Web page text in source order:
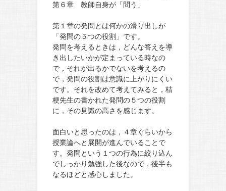
第６章 教師自身が「問う」
第１章の発問とは何かの滑り出しが
「発問の５つの役割」です。
発問を考えるときは，どんな答えを導
き出したいかが定まっている時なの
で，それが出るかでないを考えるの
で，発問の役割は意識に上がりにくい
です。それを改めて考えてみると，桔
梗先生の書かれた発問の５つの役割
に，その見識の高さを感じます。
面白いと思ったのは，４章ぐらいから
授業論へと展開が進んでいることで
す。発問という１つの行為に絞り込ん
でしっかり勉強した後なので，後半も
なるほどと感心しました。